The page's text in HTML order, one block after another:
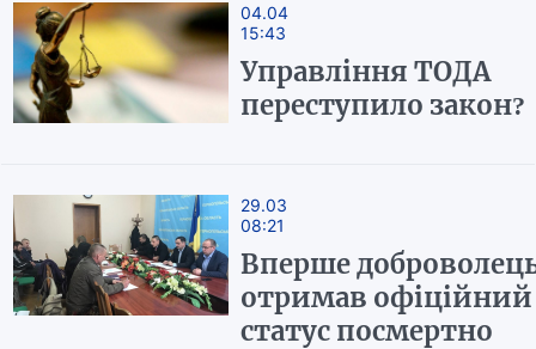
04.04
15:43
Управління ТОДА
переступило закон?
29.03
08:21
Вперше
отримав офіційний
статус посмертно